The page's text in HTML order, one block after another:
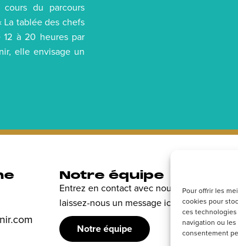
Pour offrir les
cookies pour
ces
navigation ou
consentement
du parcours
La tablée des chefs
à 20 heures par
elle envisage un
Notre équipe
Entrez en contact avec nous et
laissez-nous un message ici.
Notre équipe